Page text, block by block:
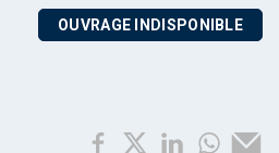
OUVRAGE INDISPONIBLE